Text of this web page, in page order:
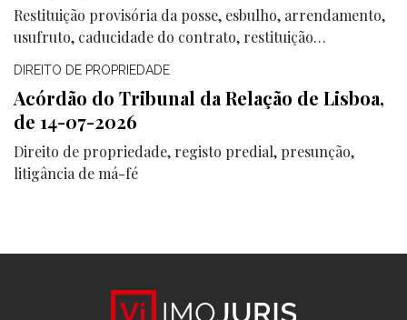
Restituição provisória da posse, esbulho, arrendamento,
usufruto, caducidade do contrato, restituição…
DIREITO DE PROPRIEDADE
Acórdão do Tribunal da Relação de Lisboa,
de 14-07-2026
Direito de propriedade, registo predial, presunção,
litigância de má-fé